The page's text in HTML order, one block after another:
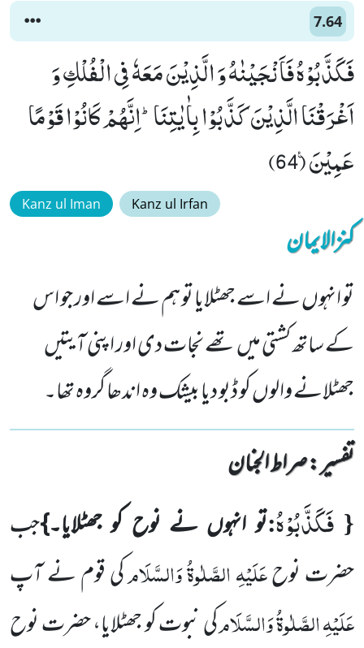
7.64
فَكَذَّبُوْهُ فَاَنْجَیْنٰهُ وَ الَّذِیْنَ مَعَهٗ فِی الْفُلْكِ وَ
اَغْرَقْنَا الَّذِیْنَ كَذَّبُوْا بِاٰیٰتِنَاؕ-اِنَّهُمْ كَانُوْا قَوْمًا
عَمِیْنَ۠ (64)
Kanz ul Iman Kanz ul Irfan
کنزالایمان
تو انہوں نے اسے جھٹلایا تو ہم نے اسے اور جو اس
کے ساتھ کشتی میں تھے نجات دی اور اپنی آیتیں
جھٹلانے والوں کو ڈبو دیا بیشک وہ اندھا گروہ تھا۔
تفسیر : ‎صراط الجنان
{ فَكَذَّبُوْهُ:تو انہوں نے نوح کو جھٹلایا۔}جب
حضرت نوحعَلَیْہِ الصَّلٰوۃُ وَالسَّلَامکی قوم نے آپ
عَلَیْہِ الصَّلٰوۃُ وَالسَّلَامکی نبوت کو جھٹلایا، حضرت نوح